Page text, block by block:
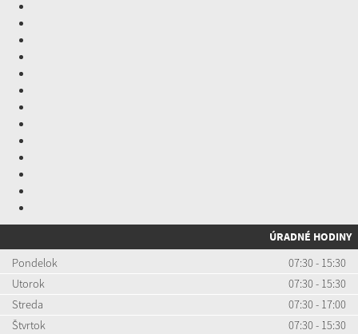
ÚRADNÉ HODINY
Pondelok
07:30 - 15:30
Utorok
07:30 - 15:30
Streda
07:30 - 17:00
Štvrtok
07:30 - 15:30